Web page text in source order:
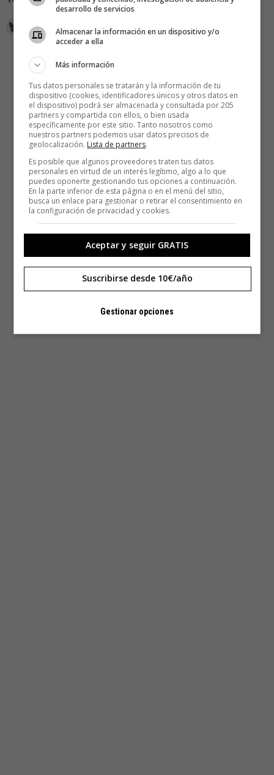
desarrollo de servicios
Almacenar la información en un dispositivo y/o
acceder a ella
Más información
Tus datos personales se tratarán y la información de tu
dispositivo (cookies, identificadores únicos y otros datos en
el dispositivo) podrá ser almacenada y consultada por 205
partners y compartida con ellos, o bien usada
específicamente por este sitio. Tanto nosotros como
nuestros partners podemos usar datos precisos de
geolocalización. Lista de partners.
Es posible que algunos proveedores traten tus datos
personales en virtud de un interés legítimo, algo a lo que
puedes oponerte gestionando tus opciones a continuación.
En la parte inferior de esta página o en el menú del sitio,
busca un enlace para gestionar o retirar el consentimiento en
la configuración de privacidad y cookies.
Aceptar y seguir GRATIS
Suscribirse desde 10€/año
Gestionar opciones